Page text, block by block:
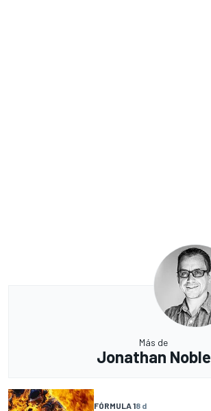
Más de
Jonathan Noble
FÓRMULA 18 d